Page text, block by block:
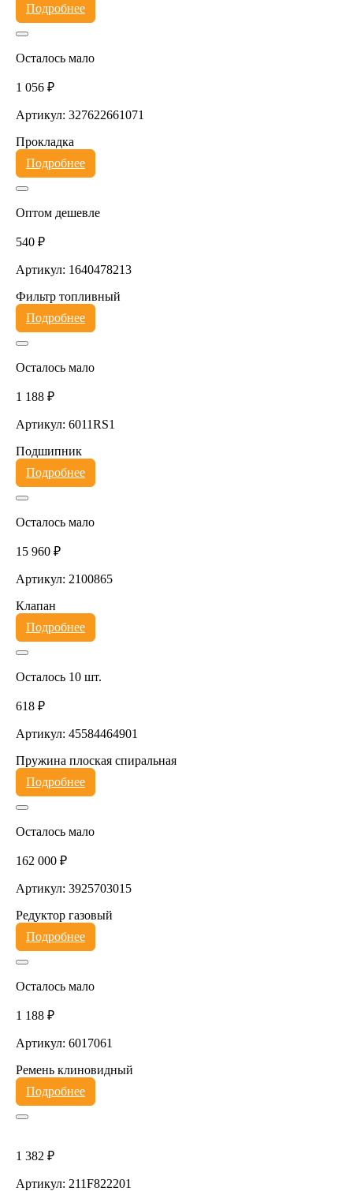
Подробнее
Осталось мало
1 056 ₽
Артикул: 327622661071
Прокладка
Подробнее
Оптом дешевле
540 ₽
Артикул: 1640478213
Фильтр топливный
Подробнее
Осталось мало
1 188 ₽
Артикул: 6011RS1
Подшипник
Подробнее
Осталось мало
15 960 ₽
Артикул: 2100865
Клапан
Подробнее
Осталось 10 шт.
618 ₽
Артикул: 45584464901
Пружина плоская спиральная
Подробнее
Осталось мало
162 000 ₽
Артикул: 3925703015
Редуктор газовый
Подробнее
Осталось мало
1 188 ₽
Артикул: 6017061
Ремень клиновидный
Подробнее
1 382 ₽
Артикул: 211F822201